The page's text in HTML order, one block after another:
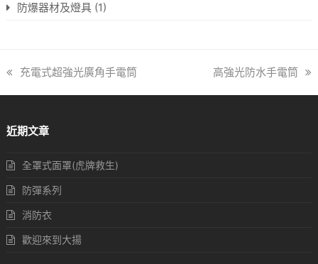
防爆器材及燈具 (1)
previous
充電式超強光廣角手電筒
next
高強光防水手電筒
近期文章
全罩式面罩(虎牌救生)
防彈系列
消防衣
歡迎來到大揚